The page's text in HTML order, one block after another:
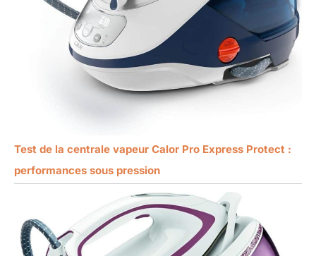
Test de la centrale vapeur Calor Pro Express Protect :
performances sous pression